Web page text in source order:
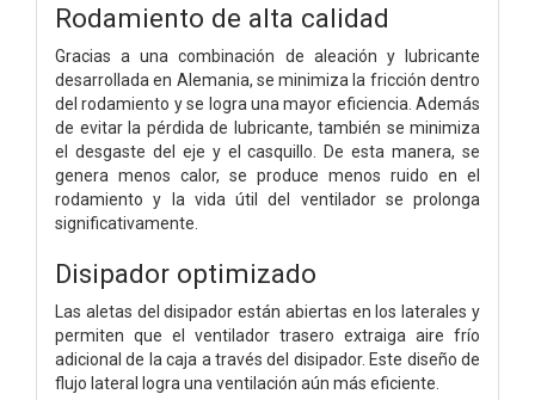
Rodamiento de alta calidad
Gracias a una combinación de aleación y lubricante
desarrollada en Alemania, se minimiza la fricción dentro
del rodamiento y se logra una mayor eficiencia. Además
de evitar la pérdida de lubricante, también se minimiza
el desgaste del eje y el casquillo. De esta manera, se
genera menos calor, se produce menos ruido en el
rodamiento y la vida útil del ventilador se prolonga
significativamente.
Disipador optimizado
Las aletas del disipador están abiertas en los laterales y
permiten que el ventilador trasero extraiga aire frío
adicional de la caja a través del disipador. Este diseño de
flujo lateral logra una ventilación aún más eficiente.